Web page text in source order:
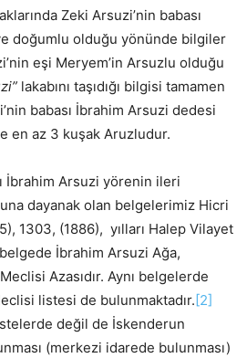
Zeki Arsuzi’nin babası
doğumlu olduğu yönünde bilgiler
eşi Meryem’in Arsuzlu olduğu
lakabını taşıdığı bilgisi tamamen
babası İbrahim Arsuzi dedesi
en az 3 kuşak Aruzludur.
İbrahim Arsuzi yörenin ileri
dayanak olan belgelerimiz Hicri
1303, (1886), yılları Halep Vilayet
İbrahim Arsuzi Ağa,
Azasıdır. Aynı belgelerde
listesi de bulunmaktadır.[2]
değil de İskenderun
(merkezi idarede bulunması)